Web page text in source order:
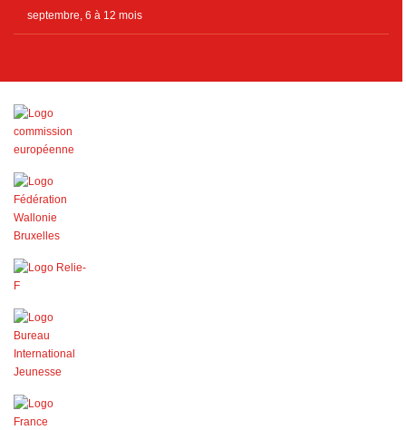
septembre, 6 à 12 mois